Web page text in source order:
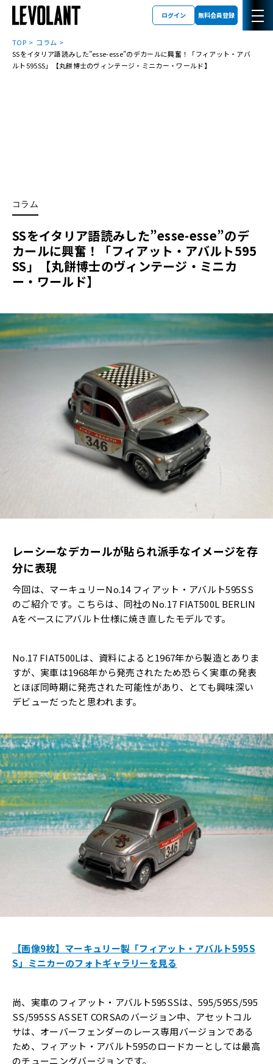
ログイン 無料会員登録
TOP
コラム
SSをイタリア語読みした”esse-esse”のデカールに興奮！「フィアット・アバ
ルト595SS」【丸餅博士のヴィンテージ・ミニカー・ワールド】
コラム
SSをイタリア語読みした”esse-esse”のデ
カールに興奮！「フィアット・アバルト595
SS」【丸餅博士のヴィンテージ・ミニカ
ー・ワールド】
レーシーなデカールが貼られ派手なイメージを存
分に表現
今回は、マーキュリーNo.14 フィアット・アバルト595SS
のご紹介です。こちらは、同社のNo.17 FIAT500L BERLIN
Aをベースにアバルト仕様に焼き直したモデルです。
No.17 FIAT500Lは、資料によると1967年から製造とありま
すが、実車は1968年から発売されたため恐らく実車の発表
とほぼ同時期に発売された可能性があり、とても興味深い
デビューだったと思われます。
【画像9枚】マーキュリー製「フィアット・アバルト595S
S」ミニカーのフォトギャラリーを見る
尚、実車のフィアット・アバルト595SSは、595/595S/595
SS/595SS ASSET CORSAのバージョン中、アセットコル
サは、オーバーフェンダーのレース専用バージョンである
ため、フィアット・アバルト595のロードカーとしては最高
のチューニングバージョンです。